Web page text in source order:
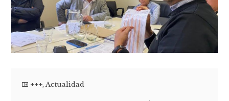
+++,Actualidad